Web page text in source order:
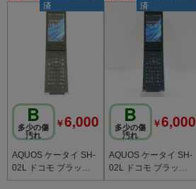
済
B
多少の傷
汚れ
￥6,000
AQUOS ケータイ SH-
02L ドコモ ブラック c
20773
済
B
多少の傷
汚れ
￥6,000
AQUOS ケータイ SH-
02L ドコモ ブラック c
20772